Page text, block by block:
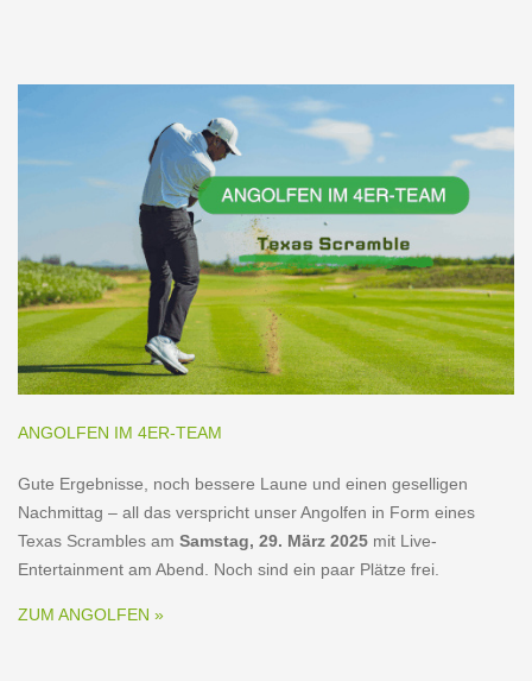
ANGOLFEN IM 4ER-TEAM
Gute Ergebnisse, noch bessere Laune und einen geselligen
Nachmittag – all das verspricht unser Angolfen in Form eines
Texas Scrambles am Samstag, 29. März 2025 mit Live-
Entertainment am Abend. Noch sind ein paar Plätze frei.
ZUM ANGOLFEN »